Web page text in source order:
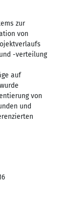
zur
von
-verteilung
auf
von
und